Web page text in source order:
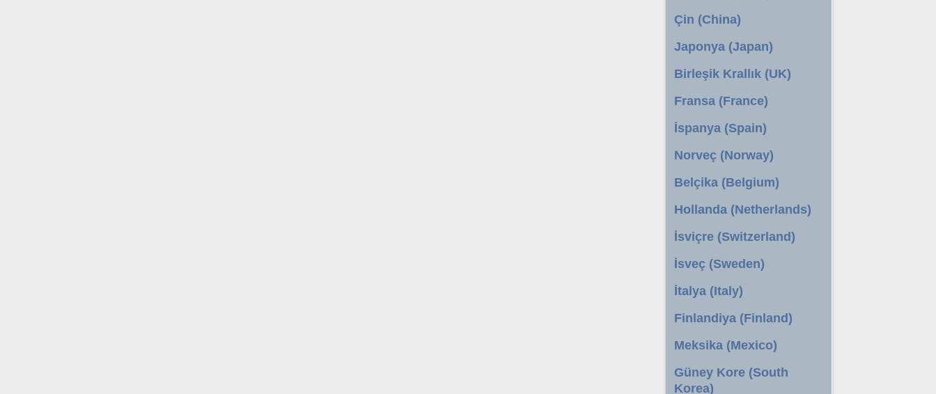
Çin (China)
Japonya (Japan)
Birleşik Krallık (UK)
Fransa (France)
İspanya (Spain)
Norveç (Norway)
Belçika (Belgium)
Hollanda (Netherlands)
İsviçre (Switzerland)
İsveç (Sweden)
İtalya (Italy)
Finlandiya (Finland)
Meksika (Mexico)
Güney Kore (South
Korea)